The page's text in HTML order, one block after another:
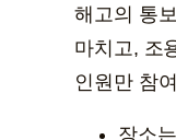
해고의 통
마치고, 조
인원만 참
장소